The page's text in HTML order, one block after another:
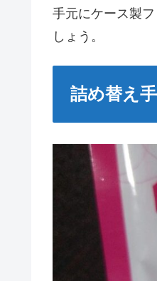
手元にケース製
しょう。
詰め替え